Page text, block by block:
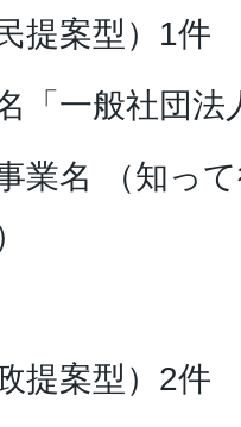
提案型）1件
「一般社団
業名 （知っ
提案型）2件